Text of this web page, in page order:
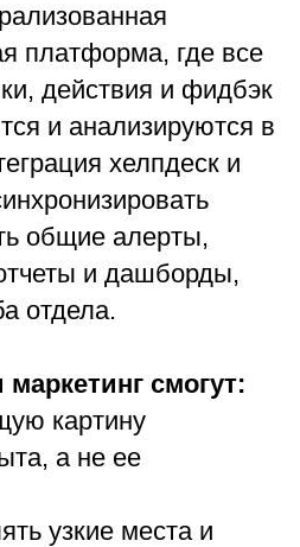
платформа, где все
действия и фидбэк
и анализируются в
хелпдеск и
общие алерты,
и дашборды,
отдела.
смогут:
картину
а не ее
узкие места и